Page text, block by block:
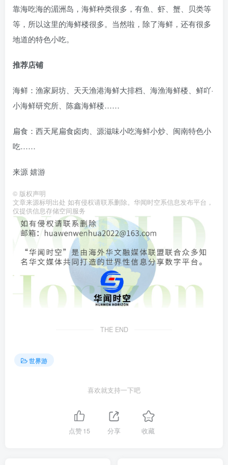
靠海吃海的湄洲岛，海鲜种类很多，有鱼、虾、蟹、贝类等
等，所以这里的海鲜楼很多。当然啦，除了海鲜，还有很多
地道的特色小吃。
推荐店铺
海鲜：渔家厨坊、天天渔港海鲜大排档、海渔海鲜楼、鲜吖·
小海鲜研究所、陈鑫海鲜楼……
扁食：西天尾扁食卤肉、源滋味小吃海鲜小炒、闽南特色小
吃……
来源 嬉游
© 版权声明
文章来源标明出处 如有侵权请联系删除。华闻时空系信息发布平台，
仅提供信息存储空间服务
THE END
世界游
喜欢就支持一下吧
点赞15 分享 收藏